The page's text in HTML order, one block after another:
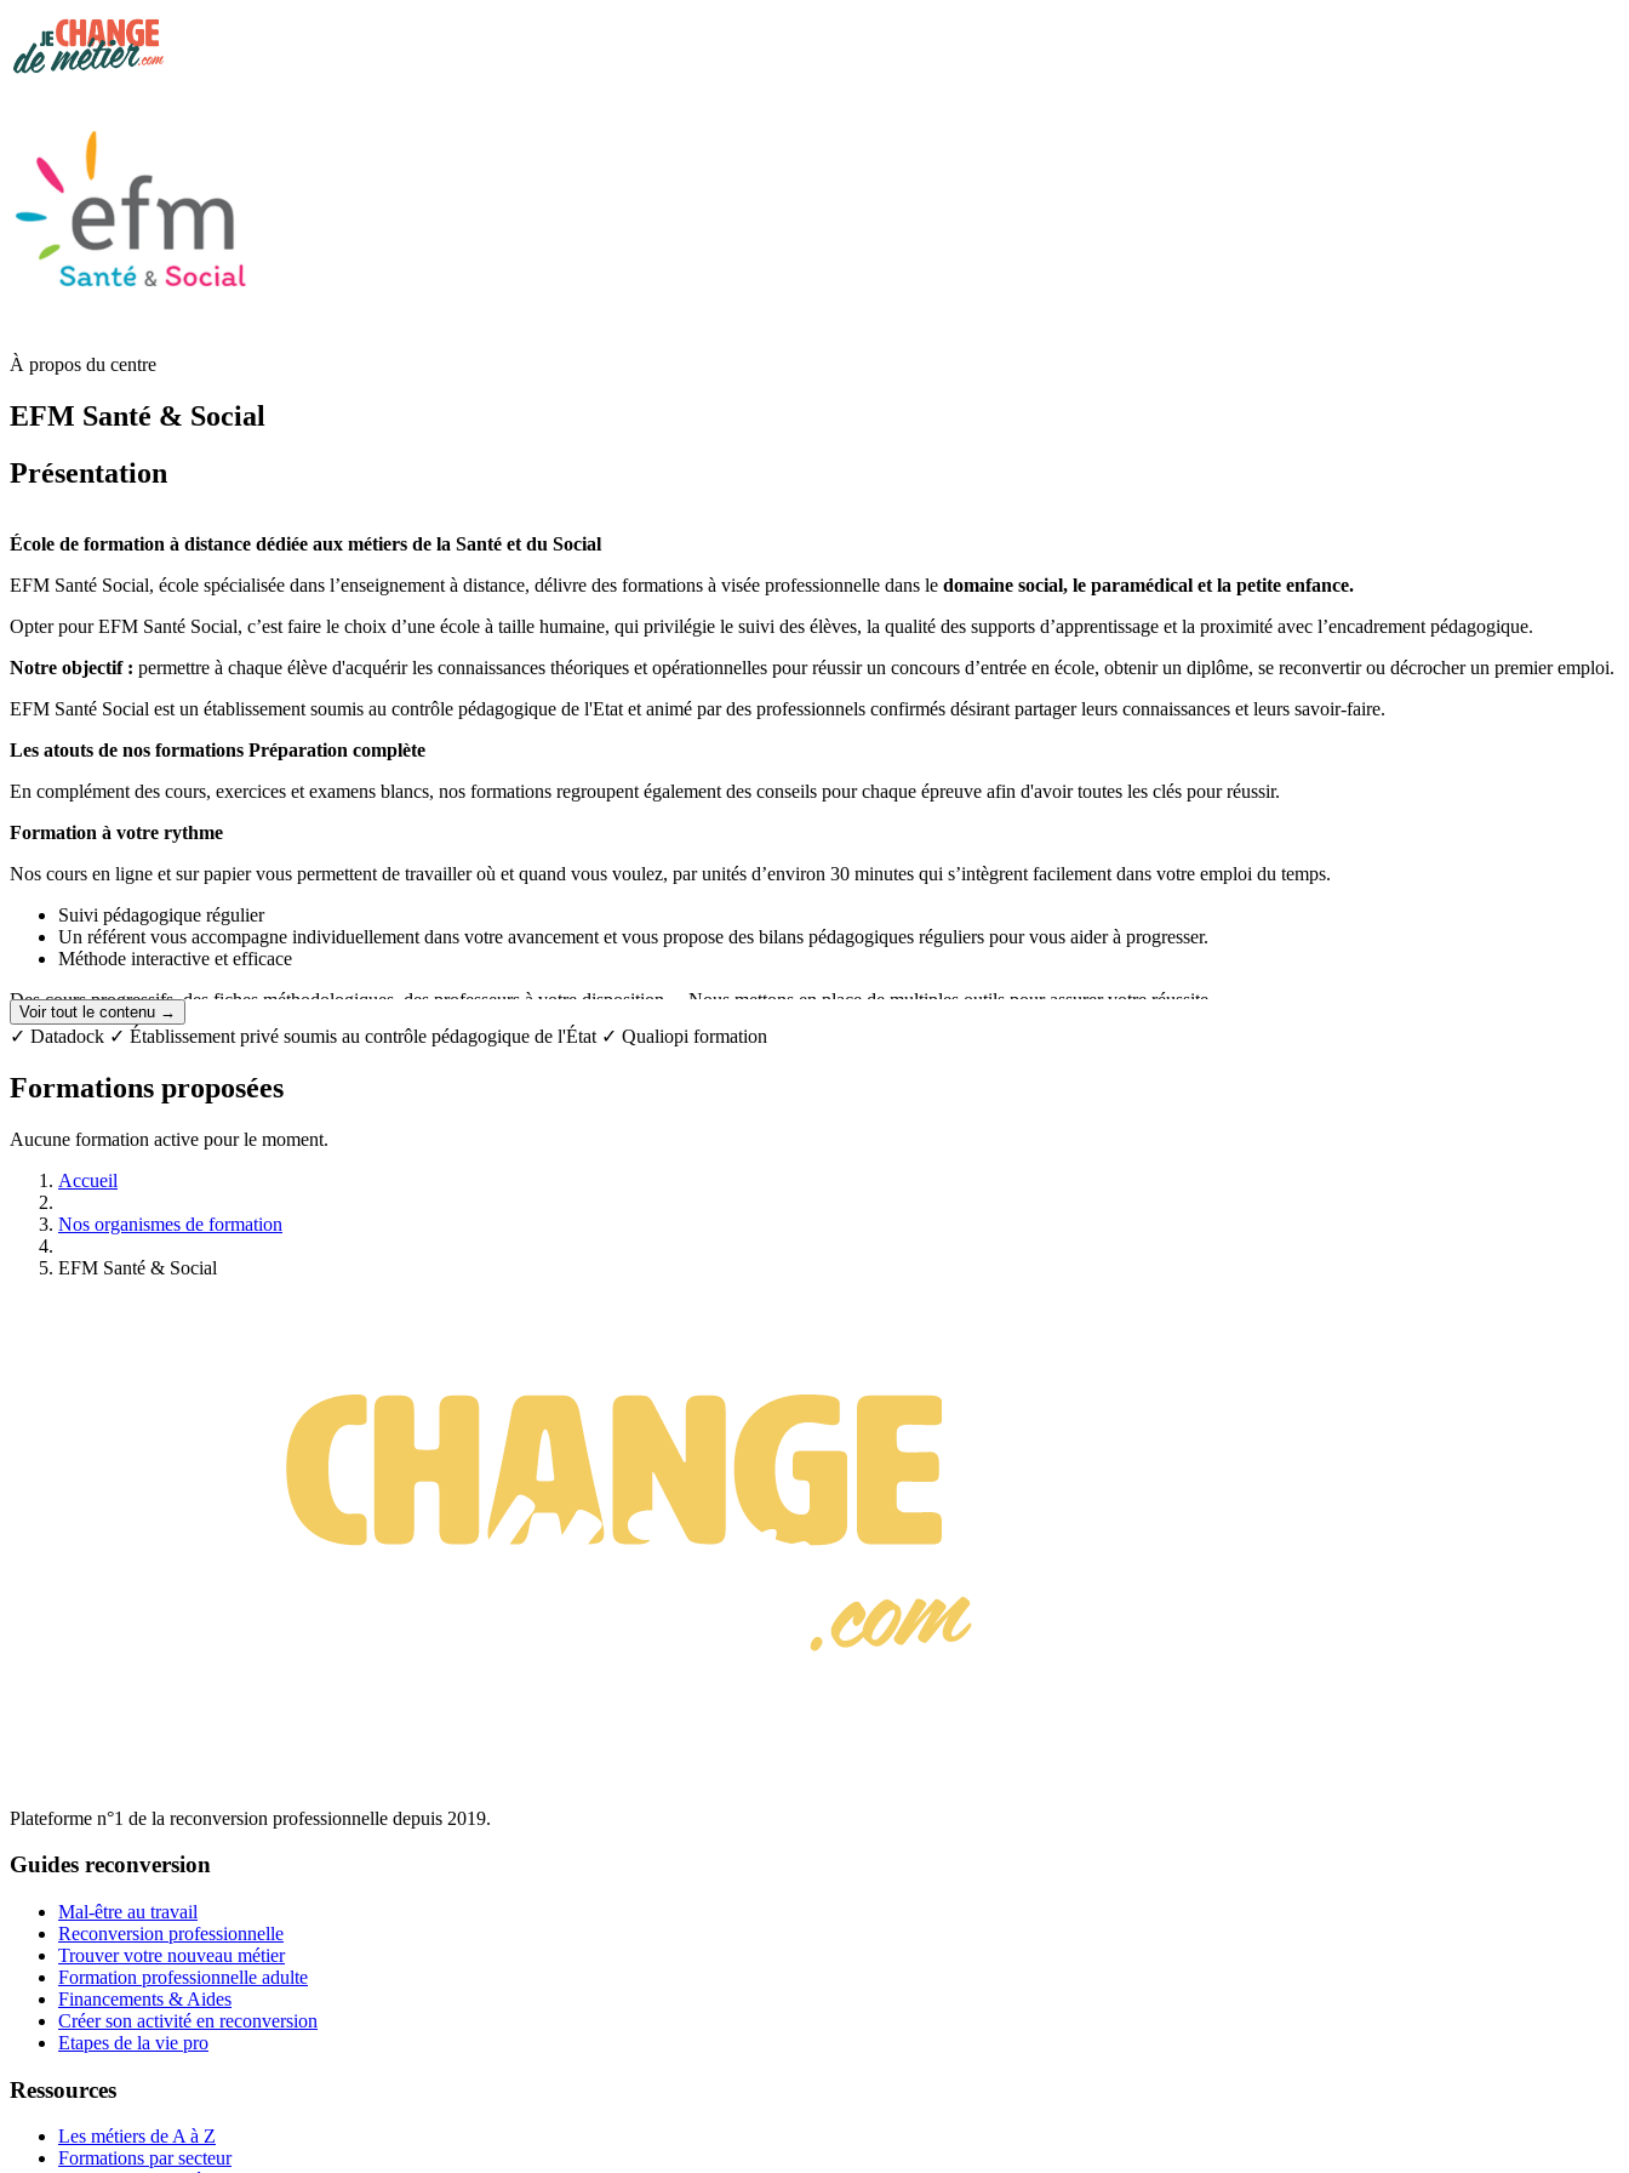
À propos du centre
EFM Santé & Social
Présentation
École de formation à distance dédiée aux métiers de la Santé et du Social
EFM Santé Social, école spécialisée dans l’enseignement à distance, délivre des formations à visée professionnelle dans le domaine social, le paramédical et la petite enfance.
Opter pour EFM Santé Social, c’est faire le choix d’une école à taille humaine, qui privilégie le suivi des élèves, la qualité des supports d’apprentissage et la proximité avec l’encadrement pédagogique.
Notre objectif : permettre à chaque élève d'acquérir les connaissances théoriques et opérationnelles pour réussir un concours d’entrée en école, obtenir un diplôme, se reconvertir ou décrocher un premier emploi.
EFM Santé Social est un établissement soumis au contrôle pédagogique de l'Etat et animé par des professionnels confirmés désirant partager leurs connaissances et leurs savoir-faire.
Les atouts de nos formations Préparation complète
En complément des cours, exercices et examens blancs, nos formations regroupent également des conseils pour chaque épreuve afin d'avoir toutes les clés pour réussir.
Formation à votre rythme
Nos cours en ligne et sur papier vous permettent de travailler où et quand vous voulez, par unités d’environ 30 minutes qui s’intègrent facilement dans votre emploi du temps.
Suivi pédagogique régulier
Un référent vous accompagne individuellement dans votre avancement et vous propose des bilans pédagogiques réguliers pour vous aider à progresser.
Méthode interactive et efficace
Des cours progressifs, des fiches méthodologiques, des professeurs à votre disposition… Nous mettons en place de multiples outils pour assurer votre réussite.
Voir tout le contenu →
✓ Datadock ✓ Établissement privé soumis au contrôle pédagogique de l'État ✓ Qualiopi formation
Formations proposées
Aucune formation active pour le moment.
Accueil
Nos organismes de formation
EFM Santé & Social
Plateforme n°1 de la reconversion professionnelle depuis 2019.
Guides reconversion
Mal-être au travail
Reconversion professionnelle
Trouver votre nouveau métier
Formation professionnelle adulte
Financements & Aides
Créer son activité en reconversion
Etapes de la vie pro
Ressources
Les métiers de A à Z
Formations par secteur